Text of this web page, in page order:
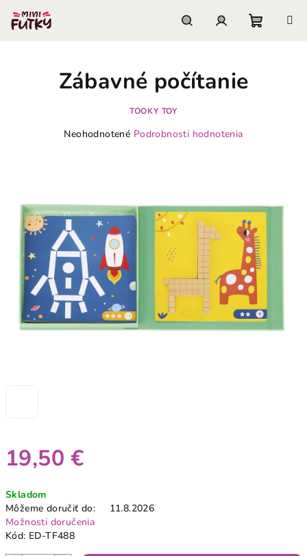
obsah
19,50 €
cena:
Skladom
Môžeme doručiť do:
11.8.2026
Možnosti doručenia
Kód: ED-TF488
Zábavné počítanie
TOOKY TOY
Priemerné
z
5
hviezdičiek.
Neohodnotené Podrobnosti hodnotenia